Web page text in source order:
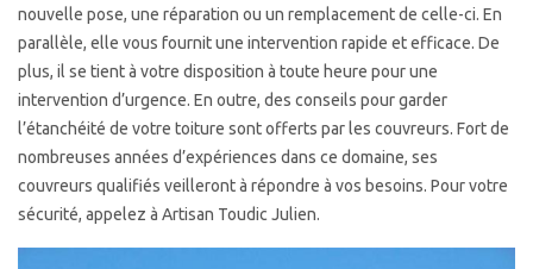
nouvelle pose, une réparation ou un remplacement de celle-ci. En
parallèle, elle vous fournit une intervention rapide et efficace. De
plus, il se tient à votre disposition à toute heure pour une
intervention d’urgence. En outre, des conseils pour garder
l’étanchéité de votre toiture sont offerts par les couvreurs. Fort de
nombreuses années d’expériences dans ce domaine, ses
couvreurs qualifiés veilleront à répondre à vos besoins. Pour votre
sécurité, appelez à Artisan Toudic Julien.